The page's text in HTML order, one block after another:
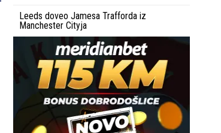
Leeds doveo Jamesa Trafforda iz
Manchester Cityja